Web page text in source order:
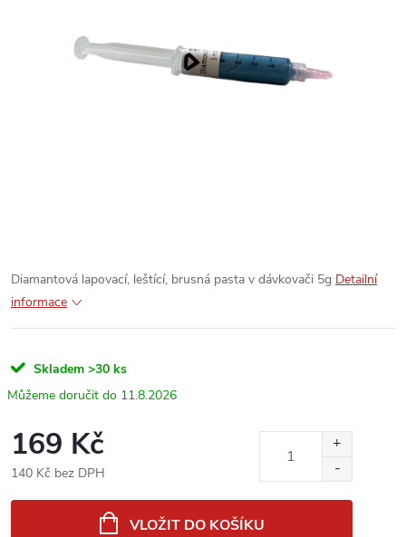
Diamantová lapovací, leštící, brusná pasta v dávkovači 5g Detailní
informace
Skladem >30 ks
11.8.2026
169 Kč
140 Kč bez DPH
VLOŽIT DO KOŠÍKU